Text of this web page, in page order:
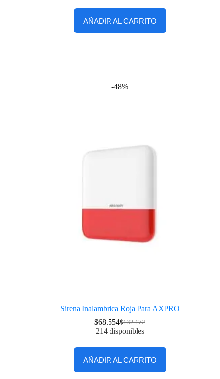
AÑADIR AL CARRITO
-48%
Sirena Inalambrica Roja Para AXPRO
$132.172
$68.554
214 disponibles
AÑADIR AL CARRITO